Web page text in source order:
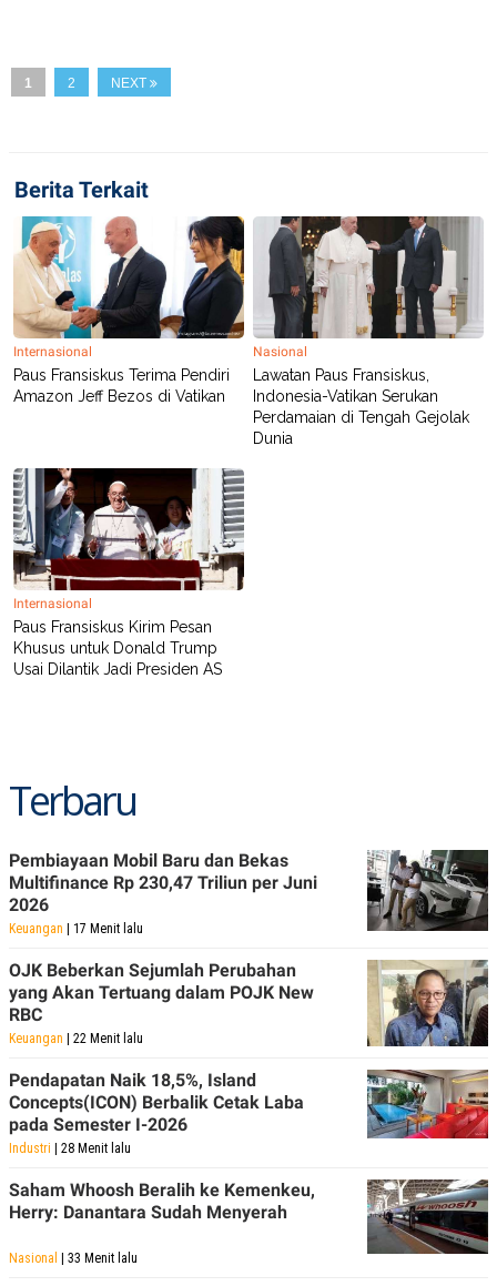
A
T
T
N
T
V
S
S
JARINGAN
K
O
N
A
C
A
D
E
M
Y
P
R
R
E
A
S
E
.
I
D
L
A
N
C
A
K
K
I
M
I
N
E
P
P
E
R
A
D
E
R
T
I
S
N
G
K
G
M
D
I
I
1 2 NEXT
Berita Terkait
Internasional
Paus Fransiskus Terima Pendiri
Amazon Jeff Bezos di Vatikan
Nasional
Lawatan Paus Fransiskus,
Indonesia-Vatikan Serukan
Perdamaian di Tengah Gejolak
Dunia
Internasional
Paus Fransiskus Kirim Pesan
Khusus untuk Donald Trump
Usai Dilantik Jadi Presiden AS
Terbaru
Pembiayaan Mobil Baru dan Bekas
Multifinance Rp 230,47 Triliun per Juni
2026
Keuangan | 17 Menit lalu
OJK Beberkan Sejumlah Perubahan
yang Akan Tertuang dalam POJK New
RBC
Keuangan | 22 Menit lalu
Pendapatan Naik 18,5%, Island
Concepts(ICON) Berbalik Cetak Laba
pada Semester I-2026
Industri | 28 Menit lalu
Saham Whoosh Beralih ke Kemenkeu,
Herry: Danantara Sudah Menyerah
Nasional | 33 Menit lalu